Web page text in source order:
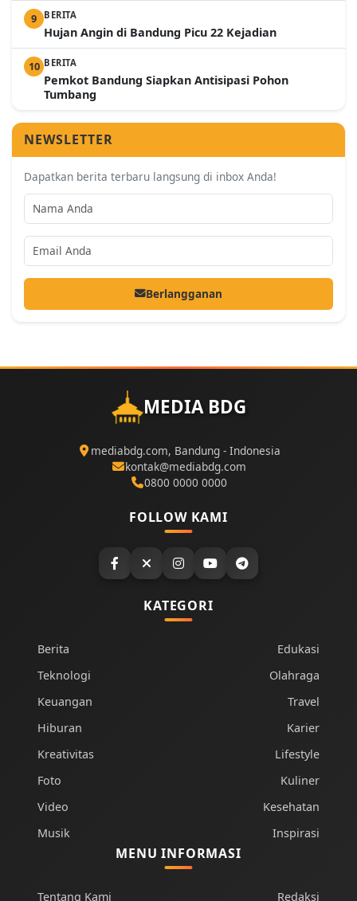
9 BERITA
Hujan Angin di Bandung Picu 22 Kejadian
10 BERITA
Pemkot Bandung Siapkan Antisipasi Pohon
Tumbang
NEWSLETTER
Dapatkan berita terbaru langsung di inbox Anda!
Berlangganan
MEDIA BDG
mediabdg.com, Bandung - Indonesia
kontak@mediabdg.com
0800 0000 0000
FOLLOW KAMI
KATEGORI
Berita
Teknologi
Keuangan
Hiburan
Kreativitas
Foto
Video
Musik
Edukasi
Olahraga
Travel
Karier
Lifestyle
Kuliner
Kesehatan
Inspirasi
MENU INFORMASI
Tentang Kami Redaksi